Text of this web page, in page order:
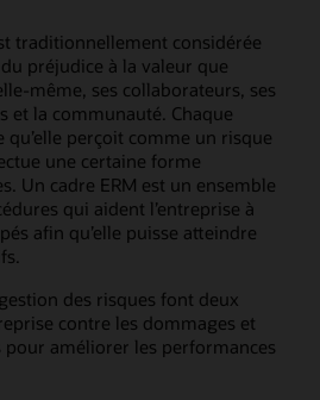
traditionnellement considérée
préjudice à la valeur que
même, ses collaborateurs, ses
et la communauté. Chaque
qu’elle perçoit comme un risque
une certaine forme
Un cadre ERM est un ensemble
qui aident l’entreprise à
afin qu’elle puisse atteindre
des risques font deux
contre les dommages et
améliorer les performances